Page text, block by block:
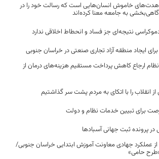
مجاهدت‌های خاموش انسان‌هایی است که رسالت خود را در
به جامعه معنا کرده‌اند
نتیجه‌ای جز فساد و انحطاط اخلاقی ندارد
ایجاد منطقه آزاد تجاری صنعتی در خراسان جنوبی
ارجاع کاهش پرداخت مستقیم هزینه‌های درمان از
را با اتکای به مردم پشت سر گذاشتیم
برای تبیین خدمات نظام و دولت
پرونده ثبت جهانی آسبادها
از عملکرد جهادی معاونت آموزش ابتدایی خراسان جنوبی/